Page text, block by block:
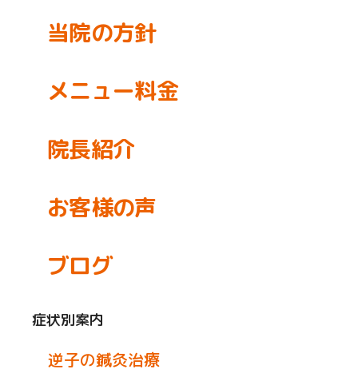
当院の方針
メニュー料金
院長紹介
お客様の声
ブログ
症状別案内
逆子の鍼灸治療